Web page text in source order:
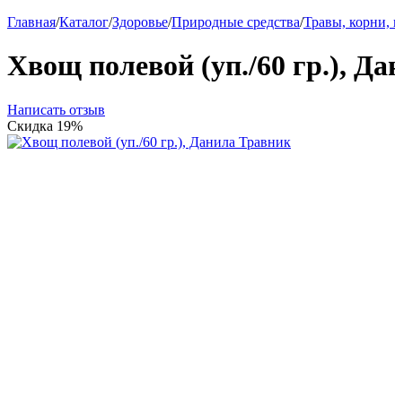
Главная/Каталог/Здоровье/Природные средства/Травы, корни,
Хвощ полевой (уп./60 гр.),
Написать отзыв
Скидка 19%